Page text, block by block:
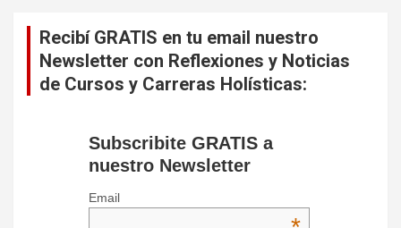
Recibí GRATIS en tu email nuestro
Newsletter con Reflexiones y Noticias
de Cursos y Carreras Holísticas:
Subscribite GRATIS a
nuestro Newsletter
Email